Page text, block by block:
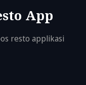
App
resto applikasi